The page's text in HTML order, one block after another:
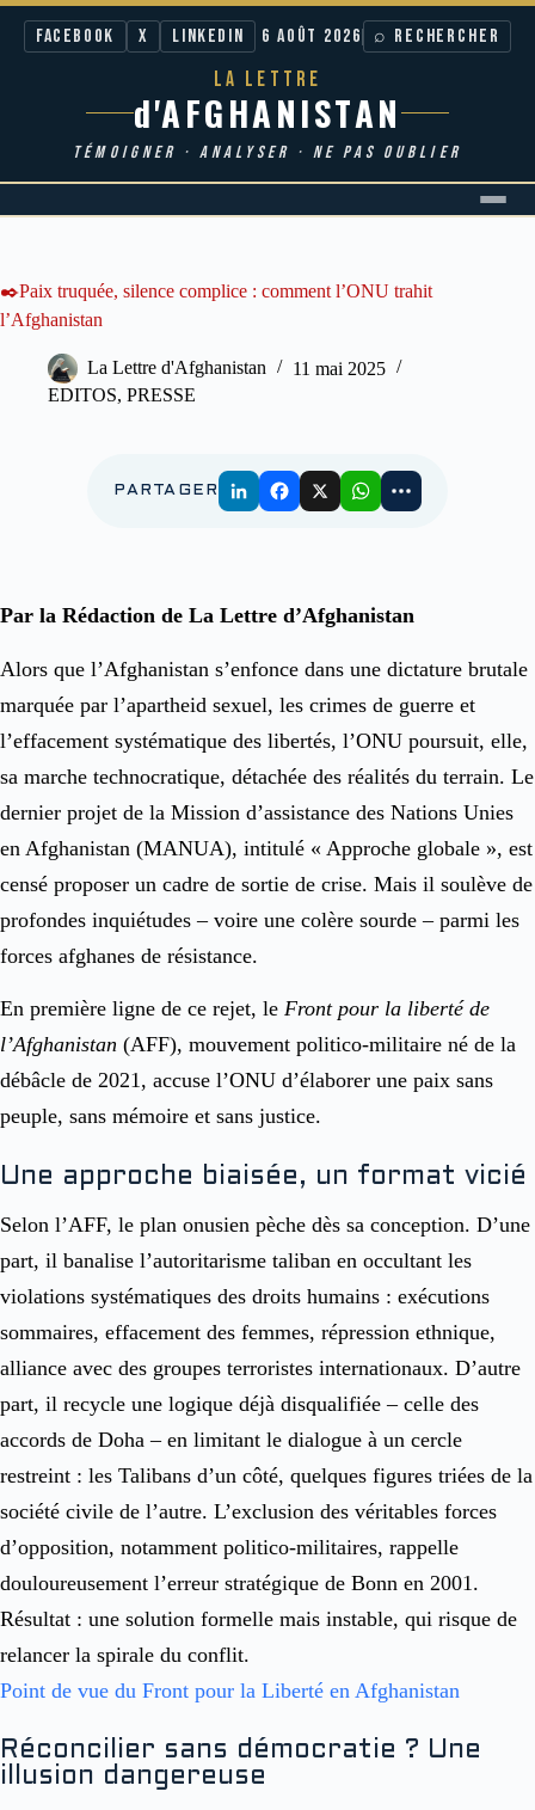
Facebook X LinkedIn 6 AOÛT 2026 ⌕ RECHERCHER
LA LETTRE
d'AFGHANISTAN
TÉMOIGNER · ANALYSER · NE PAS OUBLIER
✒️Paix truquée, silence complice : comment l’ONU trahit
l’Afghanistan
La Lettre d'Afghanistan
11 mai 2025
EDITOS, PRESSE
PARTAGER
Par la Rédaction de La Lettre d’Afghanistan
Alors que l’Afghanistan s’enfonce dans une dictature brutale
marquée par l’apartheid sexuel, les crimes de guerre et
l’effacement systématique des libertés, l’ONU poursuit, elle,
sa marche technocratique, détachée des réalités du terrain. Le
dernier projet de la Mission d’assistance des Nations Unies
en Afghanistan (MANUA), intitulé « Approche globale », est
censé proposer un cadre de sortie de crise. Mais il soulève de
profondes inquiétudes – voire une colère sourde – parmi les
forces afghanes de résistance.
En première ligne de ce rejet, le Front pour la liberté de
l’Afghanistan (AFF), mouvement politico-militaire né de la
débâcle de 2021, accuse l’ONU d’élaborer une paix sans
peuple, sans mémoire et sans justice.
Une approche biaisée, un format vicié
Selon l’AFF, le plan onusien pèche dès sa conception. D’une
part, il banalise l’autoritarisme taliban en occultant les
violations systématiques des droits humains : exécutions
sommaires, effacement des femmes, répression ethnique,
alliance avec des groupes terroristes internationaux. D’autre
part, il recycle une logique déjà disqualifiée – celle des
accords de Doha – en limitant le dialogue à un cercle
restreint : les Talibans d’un côté, quelques figures triées de la
société civile de l’autre. L’exclusion des véritables forces
d’opposition, notamment politico-militaires, rappelle
douloureusement l’erreur stratégique de Bonn en 2001.
Résultat : une solution formelle mais instable, qui risque de
relancer la spirale du conflit.
Point de vue du Front pour la Liberté en Afghanistan
Réconcilier sans démocratie ? Une
illusion dangereuse